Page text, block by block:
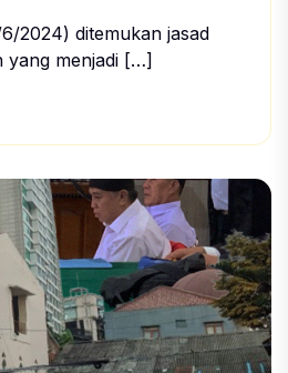
2024) ditemukan jasad
yang menjadi […]